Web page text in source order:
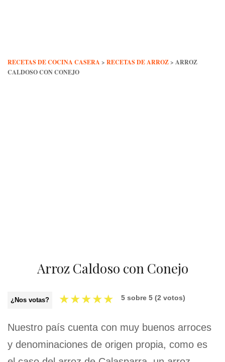
RECETAS DE COCINA CASERA > RECETAS DE ARROZ> ARROZ
CALDOSO CON CONEJO
Arroz Caldoso con Conejo
¿Nos votas? ★★★★★ 5 sobre 5 (2 votos)
Nuestro país cuenta con muy buenos arroces
y denominaciones de origen propia, como es